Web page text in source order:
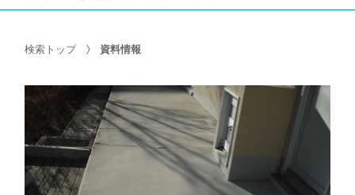
検索トップ 資料情報